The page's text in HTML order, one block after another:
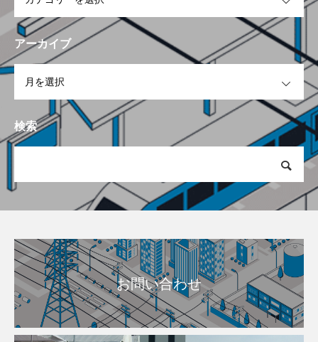
アーカイブ
検索
お問い合わせ